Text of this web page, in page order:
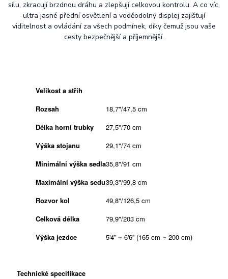
sílu, zkracují brzdnou dráhu a zlepšují celkovou kontrolu. A co víc,
ultra jasné přední osvětlení a voděodolný displej zajišťují
viditelnost a ovládání za všech podmínek, díky čemuž jsou vaše
cesty bezpečnější a příjemnější.
Velikost a střih
Rozsah
18,7"/47,5 cm
Délka horní trubky
27,5"/70 cm
Výška stojanu
29,1"/74 cm
Minimální výška sedla35,8"/91 cm
Maximální výška sedu39,3"/99,8 cm
Rozvor kol
49,8"/126,5 cm
Celková délka
79,9"/203 cm
Výška jezdce
5'4” ~ 6'6” (165 cm ~ 200 cm)
Technické specifikace